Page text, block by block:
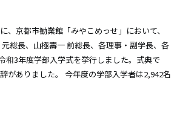
、京都市勧業館「みやこめっせ」において、
総長、山極壽一 前総長、各理事・副学長、各
和3年度学部入学式を挙行しました。式典で
がありました。 今年度の学部入学者は2,942名